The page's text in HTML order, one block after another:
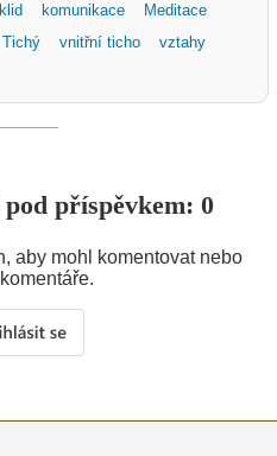
klid komunikace
Meditace
Tichý vnitřní ticho
vztahy
příspěvkem: 0
aby mohl komentovat nebo